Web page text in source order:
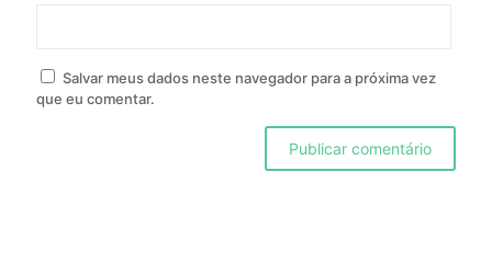
Salvar meus dados neste navegador para a próxima vez
que eu comentar.